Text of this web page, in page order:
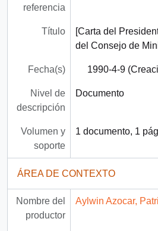
referencia
Título
[Carta del
del Consejo de
Fecha(s) 1990-4-9
Nivel de
descripción
Documento
Volumen y
soporte
1 documento, 1
ÁREA DE CONTEXTO
Nombre del
productor
Aylwin Azocar,